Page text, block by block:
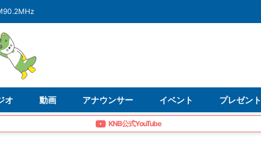
オ 動画 アナウンサー イベント プレゼント
KNB公式YouTube